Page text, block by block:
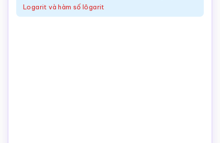
Logarit và hàm số lôgarit